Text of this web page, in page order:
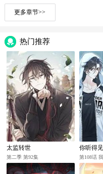
更多章节>>
热门推荐
太监转世
第二季 第92集
你听得见
第108话